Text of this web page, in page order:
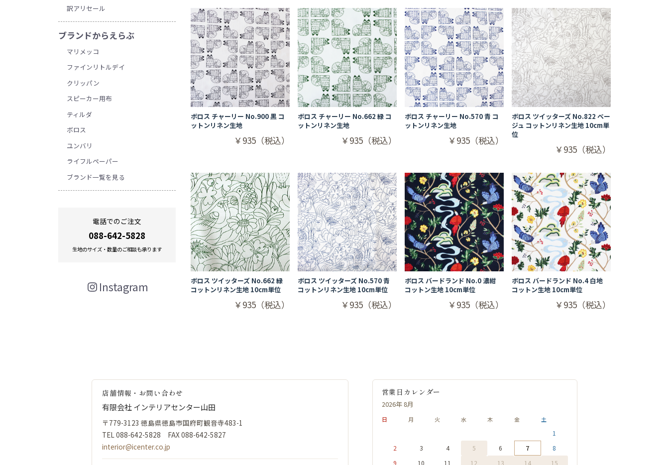
訳アリセール
ブランドからえらぶ
マリメッコ
ファインリトルデイ
クリッパン
スピーカー用布
ティルダ
ボロス
ユンバリ
ライフルペーパー
ブランド一覧を見る
電話でのご注文
088-642-5828
生地のサイズ・数量のご相談も承ります
Instagram
ボロス チャーリー No.900 黒 コ
ットンリネン生地
￥935（税込）
ボロス チャーリー No.662 緑 コ
ットンリネン生地
￥935（税込）
ボロス チャーリー No.570 青 コ
ットンリネン生地
￥935（税込）
ボロス ツイッターズ No.822 ベー
ジュ コットンリネン生地 10cm単
位
￥935（税込）
ボロス ツイッターズ No.662 緑
コットンリネン生地 10cm単位
￥935（税込）
ボロス ツイッターズ No.570 青
コットンリネン生地 10cm単位
￥935（税込）
ボロス バードランド No.0 濃紺
コットン生地 10cm単位
￥935（税込）
ボロス バードランド No.4 白地
コットン生地 10cm単位
￥935（税込）
店舗情報・お問い合わせ
有限会社 インテリアセンター山田
〒779-3123 徳島県徳島市国府町観音寺483-1
TEL 088-642-5828 FAX 088-642-5827
interior@icenter.co.jp
営業日カレンダー
2026年 8月
日 月 火 水 木 金 土
1
2
3 4 5 6 7
8
9
10 11 12 13 14 15